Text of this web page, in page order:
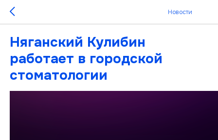
Новости
Няганский Кулибин
работает в городской
стоматологии